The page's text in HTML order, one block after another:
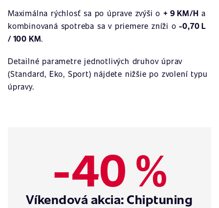
Maximálna rýchlosť sa po úprave zvýši o + 9 KM/H a
kombinovaná spotreba sa v priemere zníži o-0,70 L
/ 100 KM.
Detailné parametre jednotlivých druhov úprav
(Standard, Eko, Sport) nájdete nižšie po zvolení typu
úpravy.
-40 %
Víkendová akcia: Chiptuning